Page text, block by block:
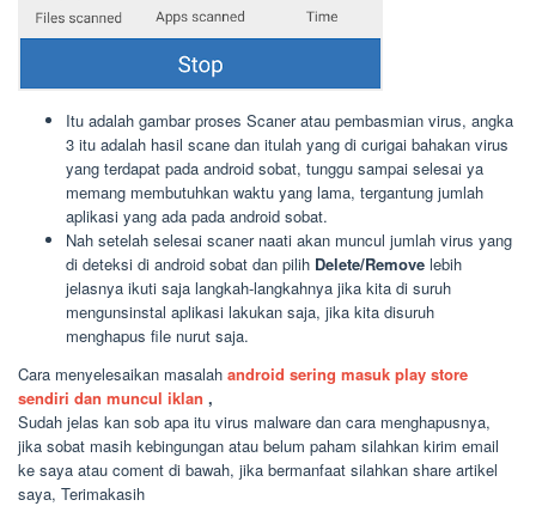
Itu adalah gambar proses Scaner atau pembasmian virus, angka
3 itu adalah hasil scane dan itulah yang di curigai bahakan virus
yang terdapat pada android sobat, tunggu sampai selesai ya
memang membutuhkan waktu yang lama, tergantung jumlah
aplikasi yang ada pada android sobat.
Nah setelah selesai scaner naati akan muncul jumlah virus yang
di deteksi di android sobat dan pilih Delete/Remove lebih
jelasnya ikuti saja langkah-langkahnya jika kita di suruh
mengunsinstal aplikasi lakukan saja, jika kita disuruh
menghapus file nurut saja.
Cara menyelesaikan masalah android sering masuk play store
sendiri dan muncul iklan ,
Sudah jelas kan sob apa itu virus malware dan cara menghapusnya,
jika sobat masih kebingungan atau belum paham silahkan kirim email
ke saya atau coment di bawah, jika bermanfaat silahkan share artikel
saya, Terimakasih